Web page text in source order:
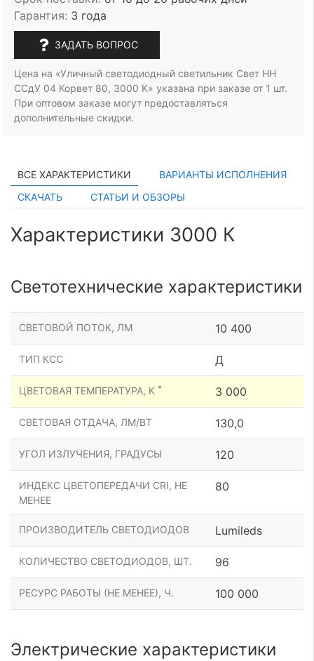
Гарантия: 3 года
ЗАДАТЬ ВОПРОС
Цена на «Уличный светодиодный светильник Свет НН
ССдУ 04 Корвет 80, 3000 К» указана при заказе от 1 шт.
При оптовом заказе могут предоставляться
дополнительные скидки.
ВСЕ ХАРАКТЕРИСТИКИ
ВАРИАНТЫ ИСПОЛНЕНИЯ
СКАЧАТЬ
СТАТЬИ И ОБЗОРЫ
Характеристики 3000 К
Светотехнические характеристики
СВЕТОВОЙ ПОТОК, ЛМ 10 400
ТИП КСС Д
ЦВЕТОВАЯ ТЕМПЕРАТУРА, К * 3 000
СВЕТОВАЯ ОТДАЧА, ЛМ/ВТ 130,0
УГОЛ ИЗЛУЧЕНИЯ, ГРАДУСЫ 120
ИНДЕКС ЦВЕТОПЕРЕДАЧИ CRI, НЕ
МЕНЕЕ
80
ПРОИЗВОДИТЕЛЬ СВЕТОДИОДОВ Lumileds
КОЛИЧЕСТВО СВЕТОДИОДОВ, ШТ. 96
РЕСУРС РАБОТЫ (НЕ МЕНЕЕ), Ч. 100 000
Электрические характеристики